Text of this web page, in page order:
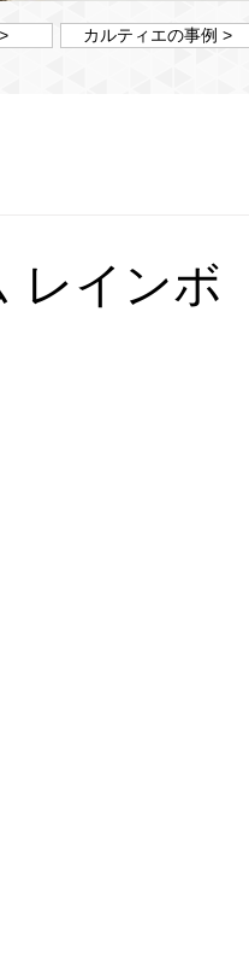
カルティエの事例 >
レインボ